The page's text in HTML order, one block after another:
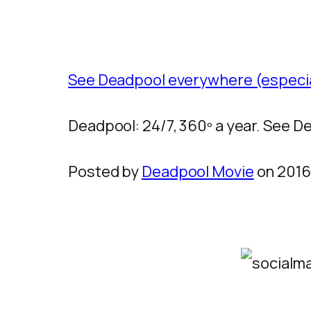
See Deadpool everywhere
Deadpool: 24/7, 360º a year. See
Posted by Deadpool Movie on